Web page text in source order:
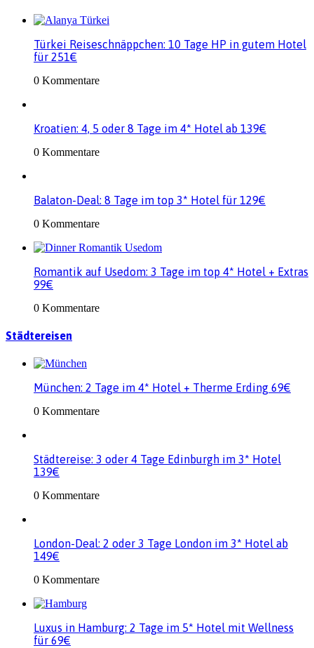
Türkei Reiseschnäppchen: 10 Tage HP in gutem Hotel
für 251€
0 Kommentare
Kroatien: 4, 5 oder 8 Tage im 4* Hotel ab 139€
0 Kommentare
Balaton-Deal: 8 Tage im top 3* Hotel für 129€
0 Kommentare
Romantik auf Usedom: 3 Tage im top 4* Hotel + Extras
99€
0 Kommentare
Städtereisen
München: 2 Tage im 4* Hotel + Therme Erding 69€
0 Kommentare
Städtereise: 3 oder 4 Tage Edinburgh im 3* Hotel
139€
0 Kommentare
London-Deal: 2 oder 3 Tage London im 3* Hotel ab
149€
0 Kommentare
Luxus in Hamburg: 2 Tage im 5* Hotel mit Wellness
für 69€